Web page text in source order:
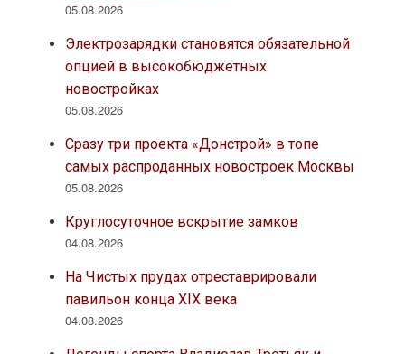
05.08.2026
Электрозарядки становятся обязательной
опцией в высокобюджетных
новостройках
05.08.2026
Сразу три проекта «Донстрой» в топе
самых распроданных новостроек Москвы
05.08.2026
Круглосуточное вскрытие замков
04.08.2026
На Чистых прудах отреставрировали
павильон конца XIX века
04.08.2026